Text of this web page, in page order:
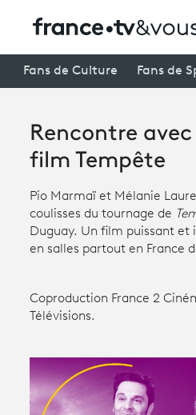
Avantages fidélité
Festivals
Creators
À la une
Participer et assister à une
Productions et innovation
Fans de Culture Fans de
Rencontre avec
film Tempête
Pio Marmaï et Mélanie
coulisses du tournage de
Duguay. Un film puissant et
en salles partout en France
Coproduction France 2
Télévisions.